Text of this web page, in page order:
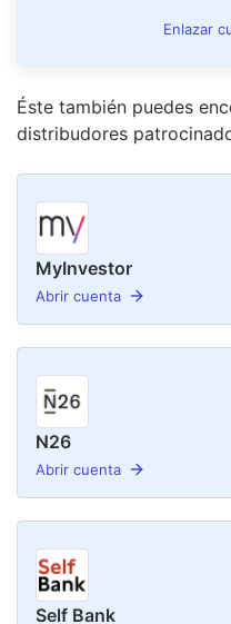
Enlazar
Éste también puedes
distribudores
MyInvestor
Abrir cuenta
N26
Abrir cuenta
Self Bank